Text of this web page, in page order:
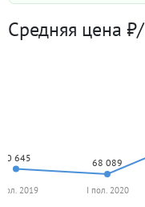
Средняя цена
70 645 68 089
2019 I пол. 2020